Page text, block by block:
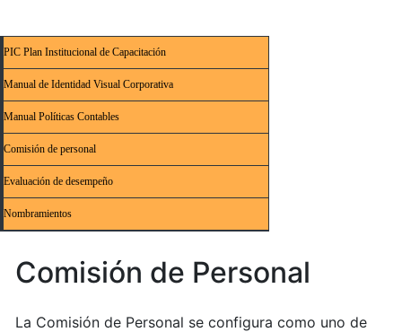
PIC Plan Institucional de Capacitación
Manual de Identidad Visual Corporativa
Manual Políticas Contables
Comisión de personal
Evaluación de desempeño
Nombramientos
Comisión de Personal
La Comisión de Personal se configura como uno de